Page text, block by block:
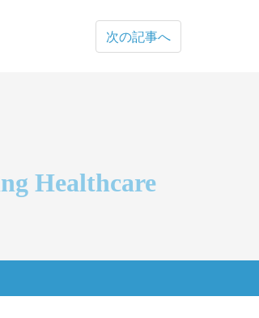
次の記事へ
Healthcare